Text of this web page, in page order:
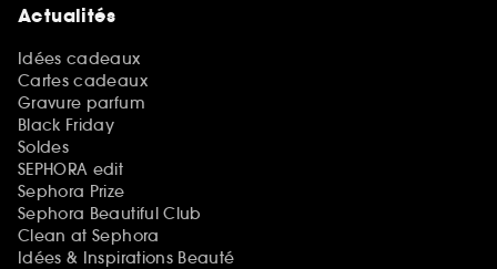
Actualités
Idées cadeaux
Cartes cadeaux
Gravure parfum
Black Friday
Soldes
SEPHORA edit
Sephora Prize
Sephora Beautiful Club
Clean at Sephora
Idées & Inspirations Beauté